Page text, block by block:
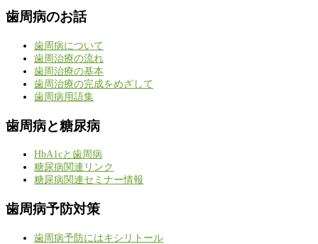
歯周病のお話
歯周病について
歯周治療の流れ
歯周治療の基本
歯周治療の完成をめざして
歯周病用語集
歯周病と糖尿病
HbA1cと歯周病
糖尿病関連リンク
糖尿病関連セミナー情報
歯周病予防対策
歯周病予防にはキシリトール